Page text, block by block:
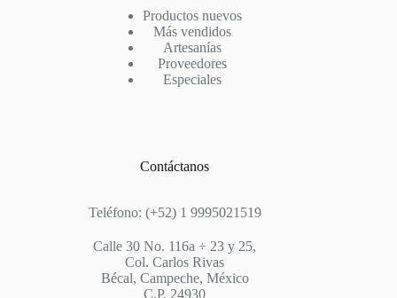
Productos nuevos
Más vendidos
Artesanías
Proveedores
Especiales
Contáctanos
Teléfono: (+52) 1 9995021519
Calle 30 No. 116a ÷ 23 y 25,
Col. Carlos Rivas
Bécal, Campeche, México
C.P. 24930